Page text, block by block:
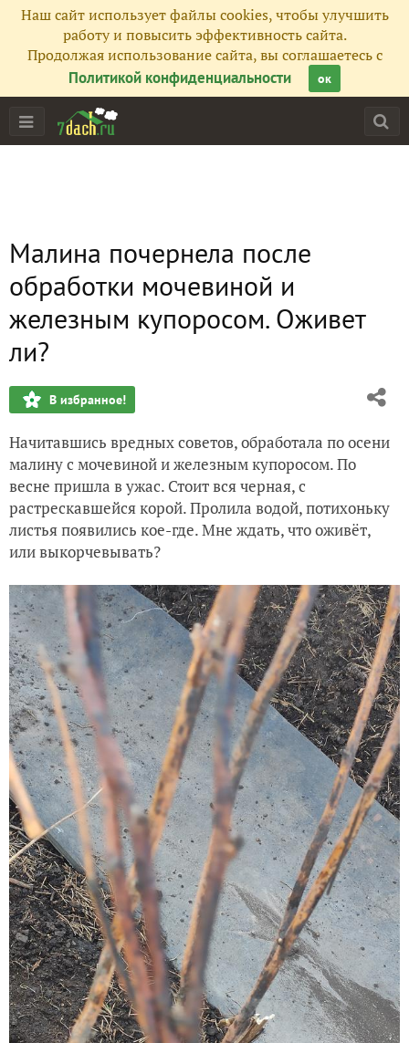
Наш сайт использует файлы cookies, чтобы улучшить
работу и повысить эффективность сайта.
Продолжая использование сайта, вы соглашаетесь с
Политикой конфиденциальности
ок
Малина почернела после
обработки мочевиной и
железным купоросом. Оживет
ли?
В избранное!
Начитавшись вредных советов, обработала по осени
малину с мочевиной и железным купоросом. По
весне пришла в ужас. Стоит вся черная, с
растрескавшейся корой. Пролила водой, потихоньку
листья появились кое-где. Мне ждать, что оживёт,
или выкорчевывать?